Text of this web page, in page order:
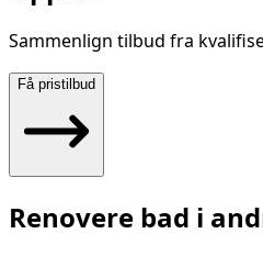
Sammenlign tilbud fra
Få pristilbud
Renovere bad i